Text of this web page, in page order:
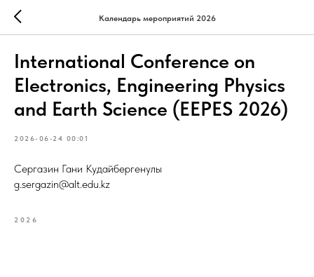
Календарь мероприятий 2026
International Conference on
Electronics, Engineering Physics
and Earth Science (EEPES 2026)
2026-06-24 00:01
Сергазин Гани Кудайбергенулы
g.sergazin@alt.edu.kz
2026